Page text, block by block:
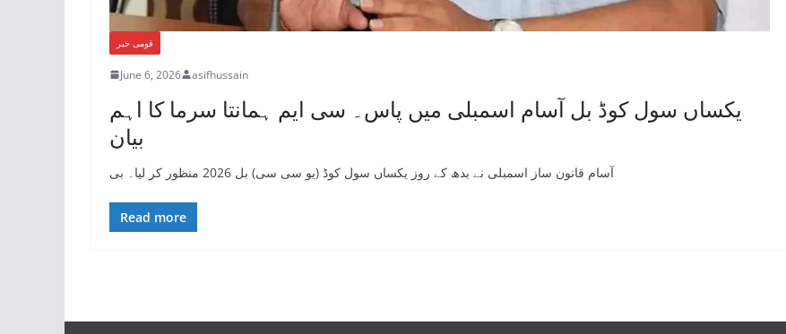
قومی خبر
June 6, 2026 asifhussain
یکساں سول کوڈ بل آسام اسمبلی میں پاس۔ سی ایم ہمانتا سرما کا اہم
بیان
آسام قانون ساز اسمبلی نے بدھ کے روز یکساں سول کوڈ (یو سی سی) بل 2026 منظور کر لیا۔ بی
Read more